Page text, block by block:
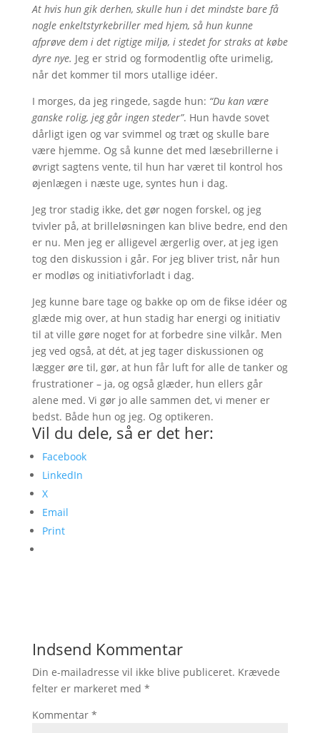
At hvis hun gik derhen, skulle hun i det mindste bare få
nogle enkeltstyrkebriller med hjem, så hun kunne
afprøve dem i det rigtige miljø, i stedet for straks at købe
dyre nye. Jeg er strid og formodentlig ofte urimelig,
når det kommer til mors utallige idéer.
I morges, da jeg ringede, sagde hun: “Du kan være
ganske rolig, jeg går ingen steder”. Hun havde sovet
dårligt igen og var svimmel og træt og skulle bare
være hjemme. Og så kunne det med læsebrillerne i
øvrigt sagtens vente, til hun har været til kontrol hos
øjenlægen i næste uge, syntes hun i dag.
Jeg tror stadig ikke, det gør nogen forskel, og jeg
tvivler på, at brilleløsningen kan blive bedre, end den
er nu. Men jeg er alligevel ærgerlig over, at jeg igen
tog den diskussion i går. For jeg bliver trist, når hun
er modløs og initiativforladt i dag.
Jeg kunne bare tage og bakke op om de fikse idéer og
glæde mig over, at hun stadig har energi og initiativ
til at ville gøre noget for at forbedre sine vilkår. Men
jeg ved også, at dét, at jeg tager diskussionen og
lægger øre til, gør, at hun får luft for alle de tanker og
frustrationer – ja, og også glæder, hun ellers går
alene med. Vi gør jo alle sammen det, vi mener er
bedst. Både hun og jeg. Og optikeren.
Vil du dele, så er det her:
Facebook
LinkedIn
X
Email
Print
Indsend Kommentar
Din e-mailadresse vil ikke blive publiceret. Krævede
felter er markeret med *
Kommentar *